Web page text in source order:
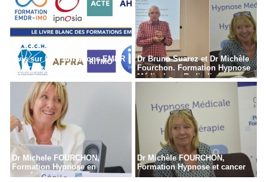
Avis sur les Formations EMDR
en France
Dr Bruno Suarez et Dr Michèle
Fourchon. Formation Hypnose
Médicale en Radiodiagnostic,
Dr Michele FOURCHON,
Formation Hypnose en
cancérologie
Dr Michèle FOURCHON,
Formation Hypnose et cancer